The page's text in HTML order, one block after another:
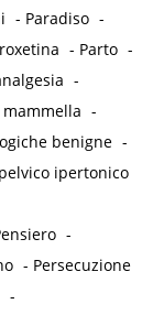
- Paradiso -
- Parto -
-
-
benigne -
ipertonico
-
- Persecuzione
-